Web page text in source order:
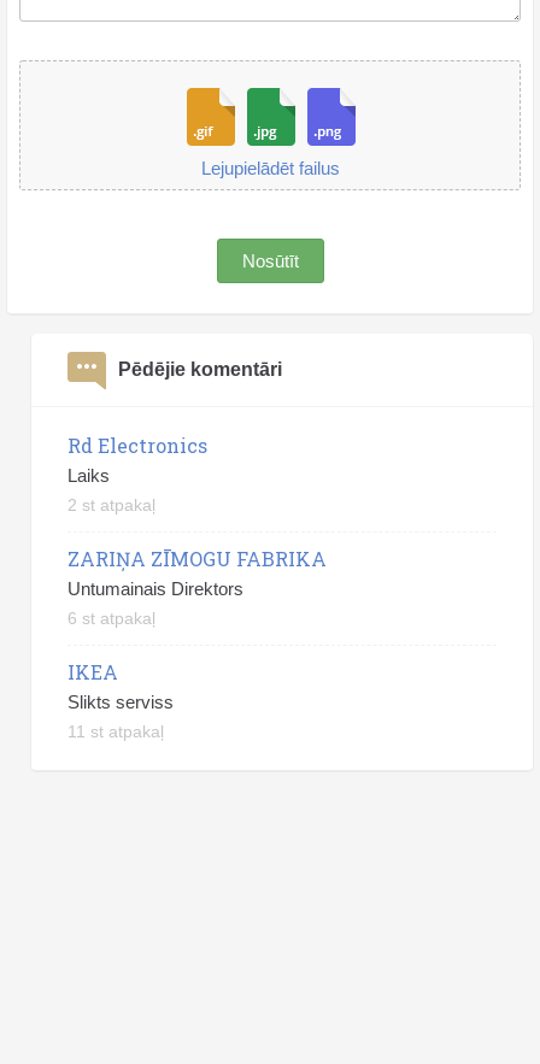
Lejupielādēt failus
Nosūtīt
Pēdējie komentāri
Rd Electronics
Laiks
2 st atpakaļ
ZARIŅA ZĪMOGU FABRIKA
Untumainais Direktors
6 st atpakaļ
IKEA
Slikts serviss
11 st atpakaļ